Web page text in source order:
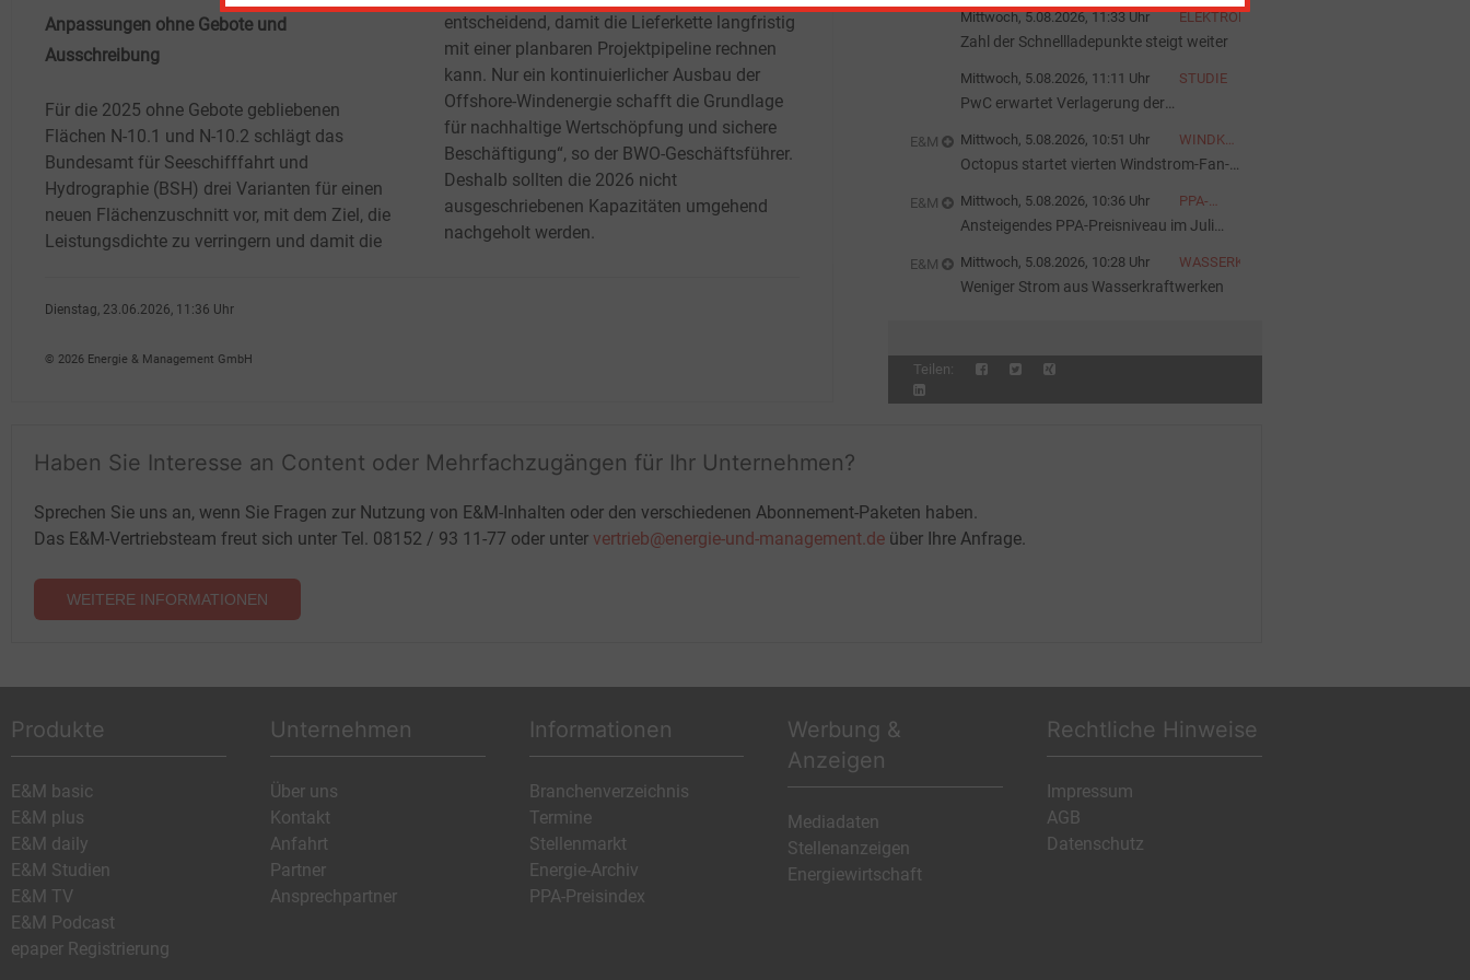
Anpassungen ohne Gebote und
Ausschreibung
Für die 2025 ohne Gebote gebliebenen
Flächen N-10.1 und N-10.2 schlägt das
Bundesamt für Seeschifffahrt und
Hydrographie (BSH) drei Varianten für einen
neuen Flächenzuschnitt vor, mit dem Ziel, die
Leistungsdichte zu verringern und damit die
entscheidend, damit die Lieferkette langfristig
mit einer planbaren Projektpipeline rechnen
kann. Nur ein kontinuierlicher Ausbau der
Offshore-Windenergie schafft die Grundlage
für nachhaltige Wertschöpfung und sichere
Beschäftigung“, so der BWO-Geschäftsführer.
Deshalb sollten die 2026 nicht
ausgeschriebenen Kapazitäten umgehend
nachgeholt werden.
Dienstag, 23.06.2026, 11:36 Uhr
© 2026 Energie & Management GmbH
Mittwoch, 5.08.2026, 11:33 Uhr ELEKTROFAHRZEUGE
Zahl der Schnellladepunkte steigt weiter
Mittwoch, 5.08.2026, 11:11 Uhr STUDIE
PwC erwartet Verlagerung der
E&M Mittwoch, 5.08.2026, 10:51 Uhr
WINDKRAFT
ONSHORE
Octopus startet vierten Windstrom-Fan-
E&M Mittwoch, 5.08.2026, 10:36 Uhr
PPA-
PREISINDEX
Ansteigendes PPA-Preisniveau im Juli
E&M Mittwoch, 5.08.2026, 10:28 Uhr WASSERKRAFT
Weniger Strom aus Wasserkraftwerken
Teilen:
Haben Sie Interesse an Content oder Mehrfachzugängen für Ihr Unternehmen?
Sprechen Sie uns an, wenn Sie Fragen zur Nutzung von E&M-Inhalten oder den verschiedenen Abonnement-Paketen haben.
Das E&M-Vertriebsteam freut sich unter Tel. 08152 / 93 11-77 oder unter vertrieb@energie-und-management.de über Ihre Anfrage.
WEITERE INFORMATIONEN
Produkte
E&M basic
E&M plus
E&M daily
E&M Studien
E&M TV
E&M Podcast
epaper Registrierung
Unternehmen
Über uns
Kontakt
Anfahrt
Partner
Ansprechpartner
Informationen
Branchenverzeichnis
Termine
Stellenmarkt
Energie-Archiv
PPA-Preisindex
Werbung &
Anzeigen
Mediadaten
Stellenanzeigen
Energiewirtschaft
Rechtliche Hinweise
Impressum
AGB
Datenschutz